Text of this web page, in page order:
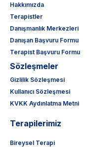
Hakkımızda
Terapistler
Danışmanlık Merkezleri
Danışan Başvuru Formu
Terapist Başvuru Formu
Sözleşmeler
Gizlilik Sözleşmesi
Kullanıcı Sözleşmesi
KVKK Aydınlatma Metni
Terapilerimiz
Bireysel Terapi